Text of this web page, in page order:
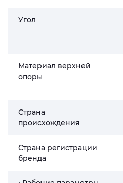
Угол
Материал верхней
опоры
Страна
происхождения
Страна регистрации
бренда